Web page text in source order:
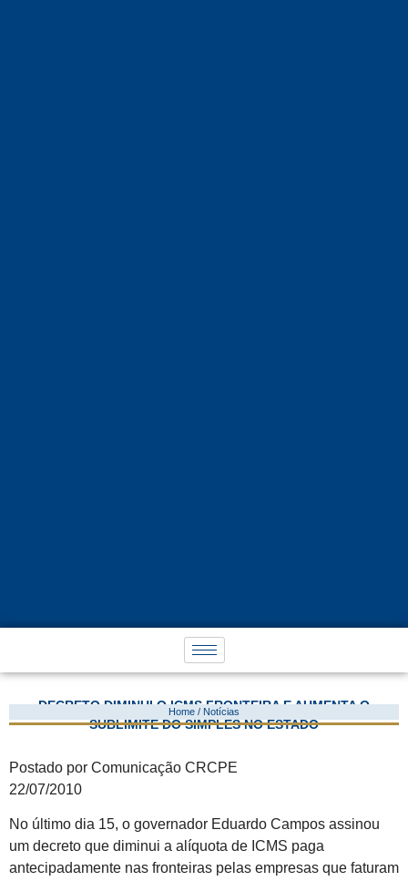
DECRETO DIMINUI O ICMS FRONTEIRA E AUMENTA O
SUBLIMITE DO SIMPLES NO ESTADO
Home / Notícias
Postado por Comunicação CRCPE
22/07/2010
No último dia 15, o governador Eduardo Campos assinou
um decreto que diminui a alíquota de ICMS paga
antecipadamente nas fronteiras pelas empresas que faturam